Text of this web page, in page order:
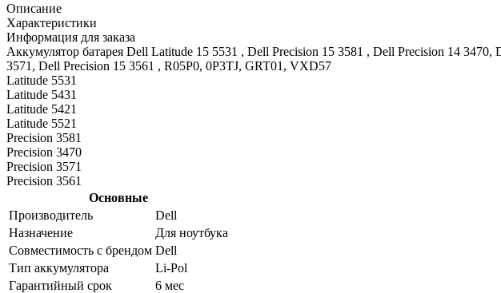
Описание
Характеристики
Информация для заказа
Аккумулятор батарея Dell Latitude 15 5531 , Dell Precision 15 3581 , Dell Precision 14
3571, Dell Precision 15 3561 , R05P0, 0P3TJ, GRT01, VXD57
Latitude 5531
Latitude 5431
Latitude 5421
Latitude 5521
Precision 3581
Precision 3470
Precision 3571
Precision 3561
Основные
Производитель
Dell
Назначение
Для ноутбука
Совместимость с брендом Dell
Тип аккумулятора
Li-Pol
Гарантийный срок
6 мес